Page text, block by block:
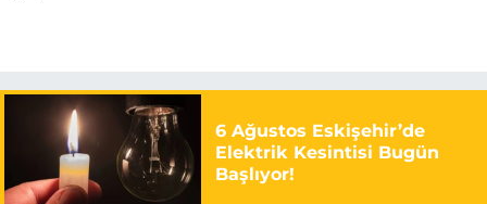
6 Ağustos Eskişehir’de
Elektrik Kesintisi Bugün
Başlıyor!